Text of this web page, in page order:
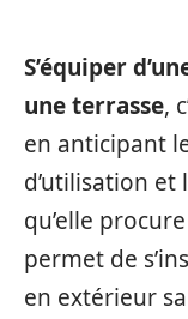
S’équiper
une terrasse,
en anticipant
d’utilisation
qu’elle
permet de
en extérieur